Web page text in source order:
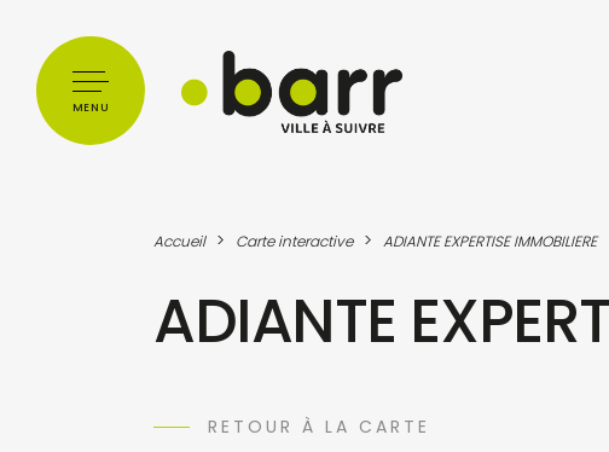
MENU
Accueil > Carte interactive > ADIANTE EXPERTISE IMMOBILIERE
ADIANTE
RETOUR À LA CARTE